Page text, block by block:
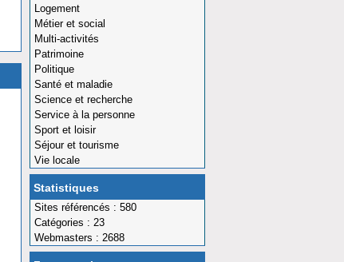
Logement
Métier et social
Multi-activités
Patrimoine
Politique
Santé et maladie
Science et recherche
Service à la personne
Sport et loisir
Séjour et tourisme
Vie locale
Statistiques
Sites référencés : 580
Catégories : 23
Webmasters : 2688